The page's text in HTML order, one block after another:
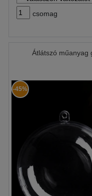
csomag
Átlátszó műanyag
-45%